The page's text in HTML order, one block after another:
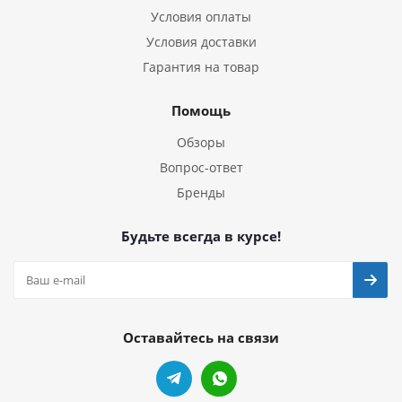
Условия оплаты
Условия доставки
Гарантия на товар
Помощь
Обзоры
Вопрос-ответ
Бренды
Будьте всегда в курсе!
Оставайтесь на связи